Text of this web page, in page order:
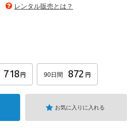
レンタル販売とは？
718 円 90日間 872 円
お気に入りに入れる